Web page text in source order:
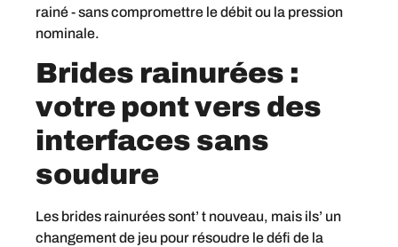
rainé - sans compromettre le débit ou la pression
nominale.
Brides rainurées :
votre pont vers des
interfaces sans
soudure
Les brides rainurées sont’ t nouveau, mais ils’ un
changement de jeu pour résoudre le défi de la